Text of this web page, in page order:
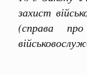
захист
(справа